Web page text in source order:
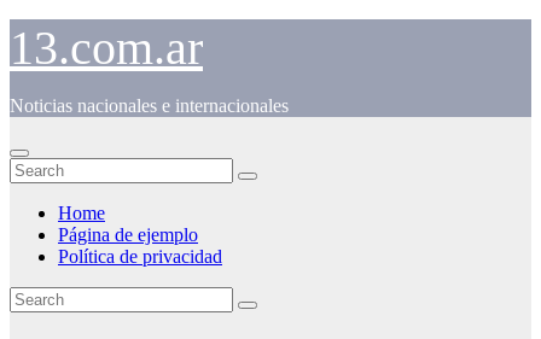
Skip
content
13.com.ar
Noticias nacionales e internacionales
Home
Página de ejemplo
Política de privacidad